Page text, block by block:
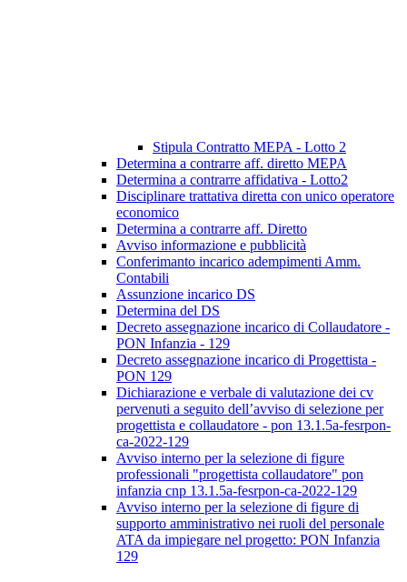
Stipula Contratto MEPA - Lotto 2
Determina a contrarre aff. diretto MEPA
Determina a contrarre affidativa - Lotto2
Disciplinare trattativa diretta con unico operatore
economico
Determina a contrarre aff. Diretto
Avviso informazione e pubblicità
Conferimanto incarico adempimenti Amm.
Contabili
Assunzione incarico DS
Determina del DS
Decreto assegnazione incarico di Collaudatore -
PON Infanzia - 129
Decreto assegnazione incarico di Progettista -
PON 129
Dichiarazione e verbale di valutazione dei cv
pervenuti a seguito dell’avviso di selezione per
progettista e collaudatore - pon 13.1.5a-fesrpon-
ca-2022-129
Avviso interno per la selezione di figure
professionali "progettista collaudatore" pon
infanzia cnp 13.1.5a-fesrpon-ca-2022-129
Avviso interno per la selezione di figure di
supporto amministrativo nei ruoli del personale
ATA da impiegare nel progetto: PON Infanzia
129